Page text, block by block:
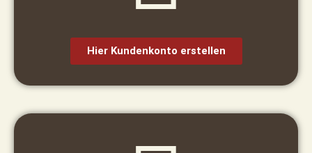
Hier Kundenkonto erstellen​